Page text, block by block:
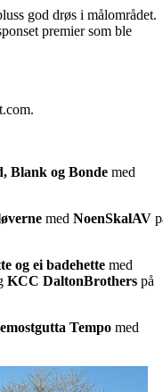
god drøs i målområdet.
premier som ble
Blank og Bonde med
med NoenSkalAV
og ei badehette med
KCC DaltonBrothers på
Tempo med